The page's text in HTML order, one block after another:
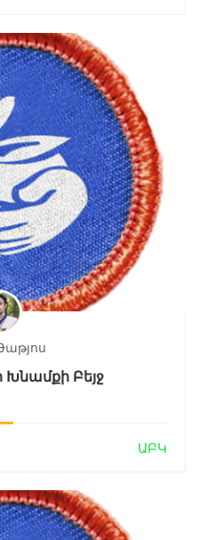
Խնամքի Բեյջ
ԱԲԿ